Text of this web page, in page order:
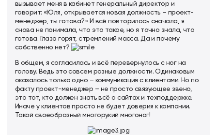
вызывает меня в кабинет генеральный директор и
говорит: «Юля, открывается новая должность – проект-
менеджер, ты готова?» И всё повторилось сначала, я
снова не понимала, что это такое, но я точно знала, что
готова. Глаза горят, стремлений масса. Да и почему
собственно нет?
В общем, я согласилась и всё перевернулось с ног на
голову. Ведь это совсем разные должности. Одинаковым
оказалось только одно – коммуникация с клиентами. Но по
факту проект-менеджер – не просто связующее звено,
это тот, кто должен знать всё о сайтах и техподдержке.
Иначе у клиентов просто не будет доверия к компании.
Такой своеобразный многорукий многоног!